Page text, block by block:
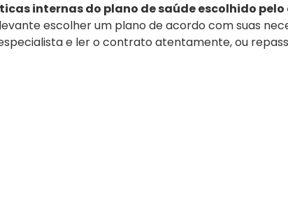
internas do plano de saúde escolhido
escolher um plano de acordo com suas
e ler o contrato atentamente, ou